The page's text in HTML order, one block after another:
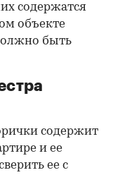
содержатся
объекте
быть
содержит
и ее
ее с